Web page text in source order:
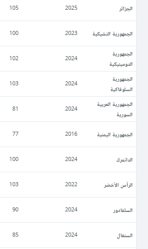
الجزائر 2025
105
الجمهورية التشيكية 2023
100
الجمهورية
الدومينيكية
2024
102
الجمهورية
السلوفاكية
2024
103
الجمهورية العربية
السورية
2024
81
الجمهورية اليمنية 2016
77
الدانمرك 2024
100
الرأس الأخضر 2022
103
السلفادور 2024
90
السنغال 2024
85